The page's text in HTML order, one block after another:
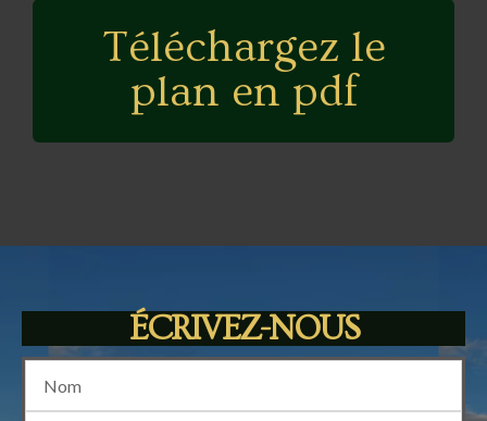
Téléchargez le
plan en pdf
ÉCRIVEZ-NOUS